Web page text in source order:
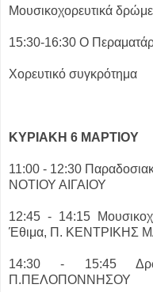
Μουσικοχορευτικά
15:30-16:30 Ο
Χορευτικό συγκρότημα
ΚΥΡΙΑΚΗ 6 ΜΑΡΤΙΟΥ
11:00 - 12:30
ΝΟΤΙΟΥ ΑΙΓΑΙΟΥ
12:45 - 14:15
Έθιμα, Π. ΚΕΝΤΡΙΚΗΣ
14:30 - 15:45
Π.ΠΕΛΟΠΟΝΝΗΣΟΥ